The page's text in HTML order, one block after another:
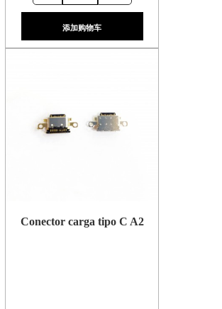
添加购物车
Conector carga tipo C A2